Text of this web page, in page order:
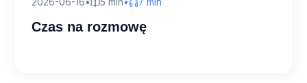
Czas na rozmowę